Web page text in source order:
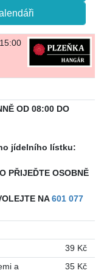
OD 08:00 DO
jídelního lístku:
PŘIJEĎTE OSOBNĚ
NA601 077
39 Kč
a
35 Kč